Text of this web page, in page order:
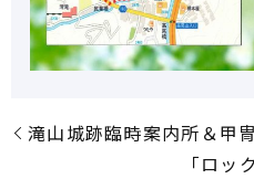
滝山城跡臨時案内所＆甲
「ロッ